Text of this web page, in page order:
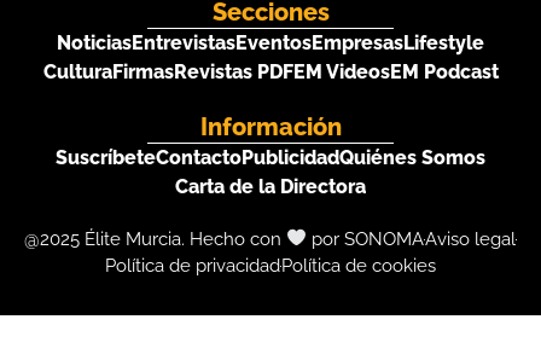
Secciones
NoticiasEntrevistasEventosEmpresasLifestyle
CulturaFirmasRevistas PDFEM VideosEM Podcast
Información
SuscríbeteContactoPublicidadQuiénes Somos
Carta de la Directora
@2025 Élite Murcia. Hecho con por SONOMAAviso legal
Política de privacidadPolítica de cookies